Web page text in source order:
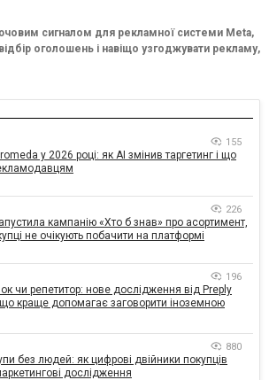
сигналом для рекламної системи Meta,
оголошень і навіщо узгоджувати рекламу,
155
у 2026 році: як AI змінив таргетинг і що
226
кампанію «Хто б знав» про асортимент,
не очікують побачити на платформі
196
чи репетитор: нове дослідження від Preply
краще допомагає заговорити іноземною
880
без людей: як цифрові двійники покупців
дослідження